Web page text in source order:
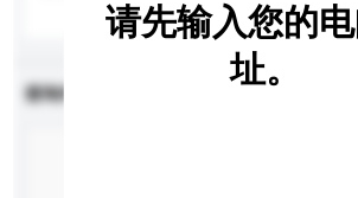
查询内容
请先输入您的
址。